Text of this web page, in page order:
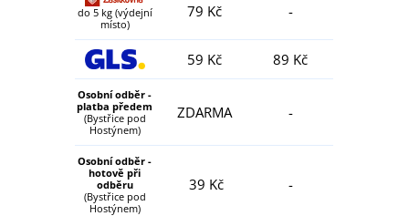
do 5 kg (výdejní
místo)
79 Kč -
59 Kč 89 Kč
Osobní odběr -
platba předem
(Bystřice pod
Hostýnem)
ZDARMA -
Osobní odběr -
hotově při
odběru
(Bystřice pod
Hostýnem)
39 Kč -